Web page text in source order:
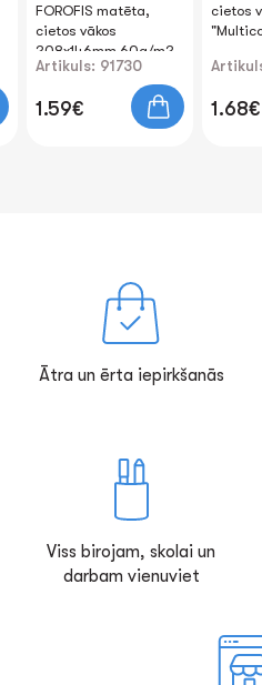
FOROFIS matēta,
cietos vākos
208x146mm 60g/m2
Artikuls: 91730
1.59€
cietos
1.68€
Ātra un ērta iepirkšanās
Viss birojam, skolai un
darbam vienuviet